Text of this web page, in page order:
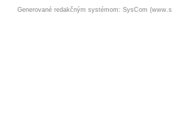
Generované redakčným systémom: SysCom